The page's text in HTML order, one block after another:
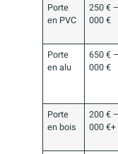
Porte
en PVC
250 €
000 €
Porte
en alu
650 €
000 €
Porte
en bois
200 €
000 €+